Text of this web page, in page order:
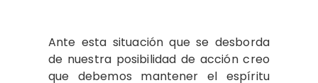
Ante esta situación que se desborda
de nuestra posibilidad de acción creo
que debemos mantener el espíritu